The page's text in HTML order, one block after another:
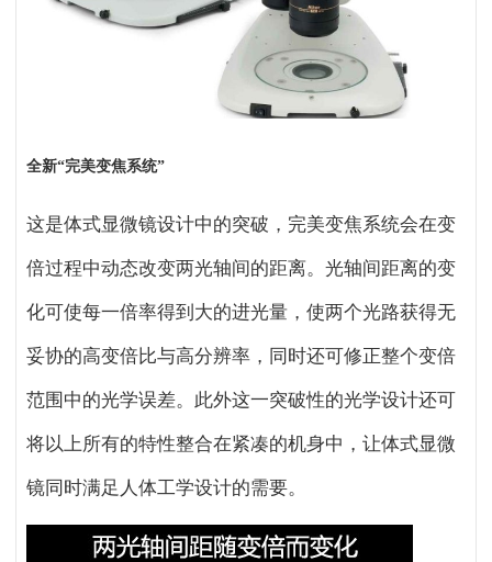
全新“完美变焦系统”
这是体式显微镜设计中的突破，完美变焦系统会在变
倍过程中动态改变两光轴间的距离。光轴间距离的变
化可使每一倍率得到大的进光量，使两个光路获得无
妥协的高变倍比与高分辨率，同时还可修正整个变倍
范围中的光学误差。此外这一突破性的光学设计还可
将以上所有的特性整合在紧凑的机身中，让体式显微
镜同时满足人体工学设计的需要。